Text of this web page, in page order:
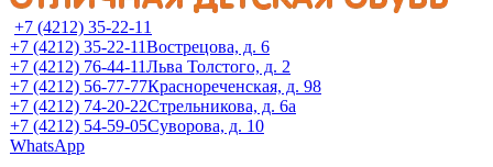
+7 (4212) 35-22-11
+7 (4212) 35-22-11Вострецова, д. 6
+7 (4212) 76-44-11Льва Толстого, д. 2
+7 (4212) 56-77-77Краснореченская, д. 98
+7 (4212) 74-20-22Стрельникова, д. 6а
+7 (4212) 54-59-05Суворова, д. 10
WhatsApp